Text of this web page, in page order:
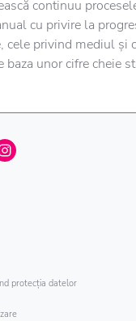
continuu
cu privire la
cele privind mediul și
baza unor cifre cheie
protecția datelor